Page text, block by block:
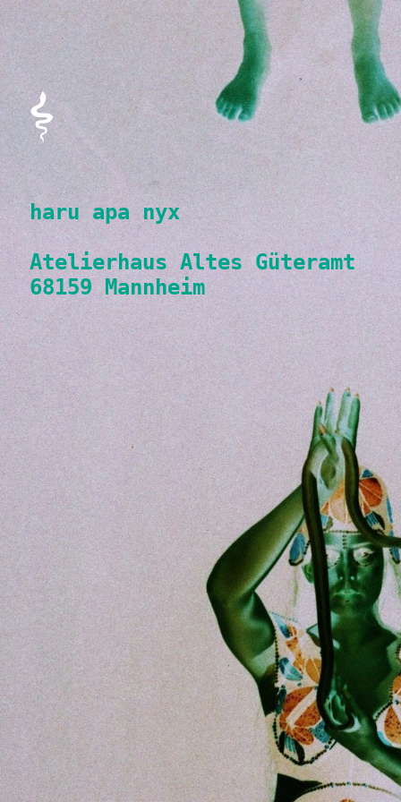
haru apa nyx
Atelierhaus Altes Güteramt
68159 Mannheim